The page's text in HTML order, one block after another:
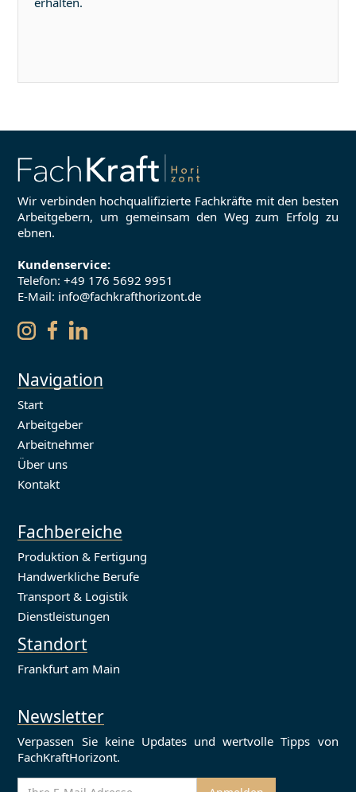
Wir verbinden hochqualifizierte Fachkräfte mit den besten
Arbeitgebern, um gemeinsam den Weg zum Erfolg zu
ebnen.
Kundenservice:
Telefon:+49 176 5692 9951
E-Mail: info@fachkrafthorizont.de
Navigation
Start
Arbeitgeber
Arbeitnehmer
Über uns
Kontakt
Fachbereiche
Produktion & Fertigung
Handwerkliche Berufe
Transport & Logistik
Dienstleistungen
Standort
Frankfurt am Main
Newsletter
Verpassen Sie keine Updates und wertvolle Tipps von
FachKraftHorizont.